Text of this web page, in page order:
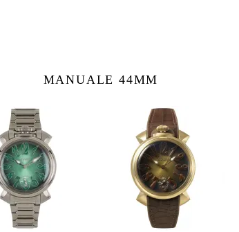
MANUALE 44MM